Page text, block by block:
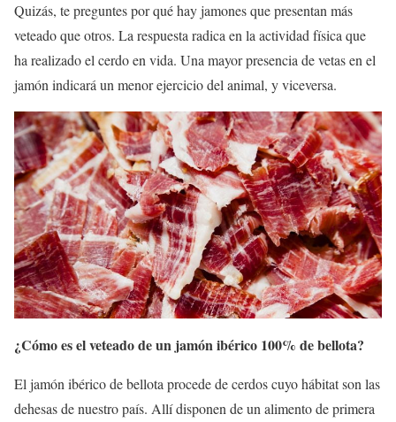
Quizás, te preguntes por qué hay jamones que presentan más
veteado que otros. La respuesta radica en la actividad física que
ha realizado el cerdo en vida. Una mayor presencia de vetas en el
jamón indicará un menor ejercicio del animal, y viceversa.
¿Cómo es el veteado de un jamón ibérico 100% de bellota?
El jamón ibérico de bellota procede de cerdos cuyo hábitat son las
dehesas de nuestro país. Allí disponen de un alimento de primera